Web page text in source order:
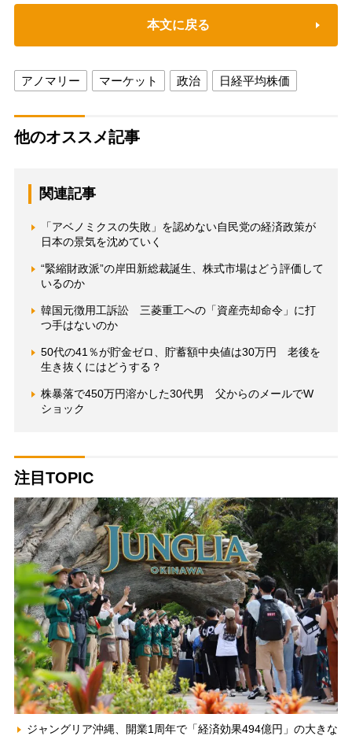
本文に戻る
アノマリー マーケット 政治 日経平均株価
他のオススメ記事
関連記事
「アベノミクスの失敗」を認めない自民党の経済政策が
日本の景気を沈めていく
“緊縮財政派”の岸田新総裁誕生、株式市場はどう評価して
いるのか
韓国元徴用工訴訟 三菱重工への「資産売却命令」に打
つ手はないのか
50代の41％が貯金ゼロ、貯蓄額中央値は30万円 老後を
生き抜くにはどうする？
株暴落で450万円溶かした30代男 父からのメールでW
ショック
注目TOPIC
ジャングリア沖縄、開業1周年で「経済効果494億円」の大きな